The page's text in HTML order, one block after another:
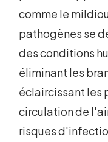
comme le
pathogènes se
des conditions
éliminant les
éclaircissant les
circulation de
risques